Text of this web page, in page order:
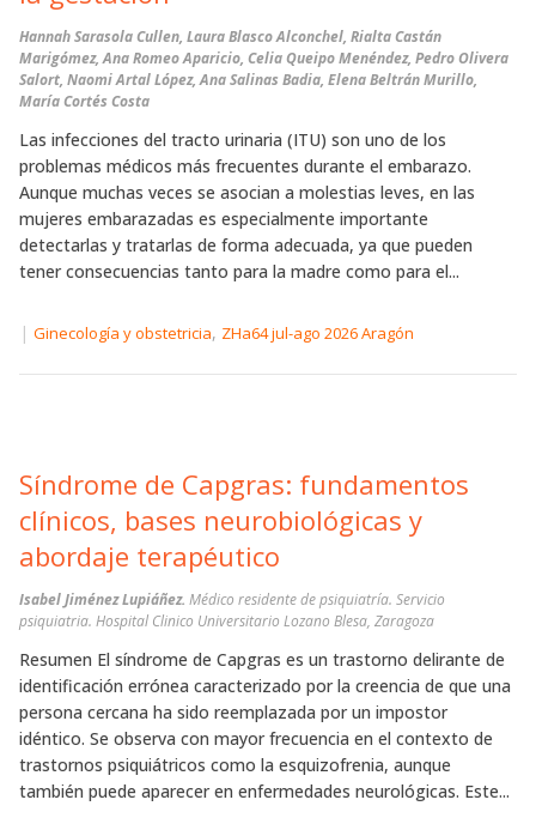
Hannah Sarasola Cullen, Laura Blasco Alconchel, Rialta Castán
Marigómez, Ana Romeo Aparicio, Celia Queipo Menéndez, Pedro Olivera
Salort, Naomi Artal López, Ana Salinas Badia, Elena Beltrán Murillo,
María Cortés Costa
Las infecciones del tracto urinaria (ITU) son uno de los
problemas médicos más frecuentes durante el embarazo.
Aunque muchas veces se asocian a molestias leves, en las
mujeres embarazadas es especialmente importante
detectarlas y tratarlas de forma adecuada, ya que pueden
tener consecuencias tanto para la madre como para el...
| Ginecología y obstetricia, ZHa64 jul-ago 2026 Aragón
Síndrome de Capgras: fundamentos
clínicos, bases neurobiológicas y
abordaje terapéutico
Isabel Jiménez Lupiáñez. Médico residente de psiquiatría. Servicio
psiquiatria. Hospital Clinico Universitario Lozano Blesa, Zaragoza
Resumen El síndrome de Capgras es un trastorno delirante de
identificación errónea caracterizado por la creencia de que una
persona cercana ha sido reemplazada por un impostor
idéntico. Se observa con mayor frecuencia en el contexto de
trastornos psiquiátricos como la esquizofrenia, aunque
también puede aparecer en enfermedades neurológicas. Este...